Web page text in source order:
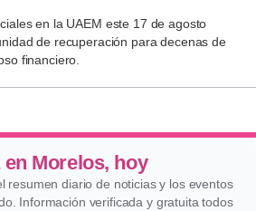
en la UAEM este 17 de agosto
de recuperación para decenas de
financiero.
Morelos, hoy
resumen diario de noticias y los eventos
Información verificada y gratuita todos